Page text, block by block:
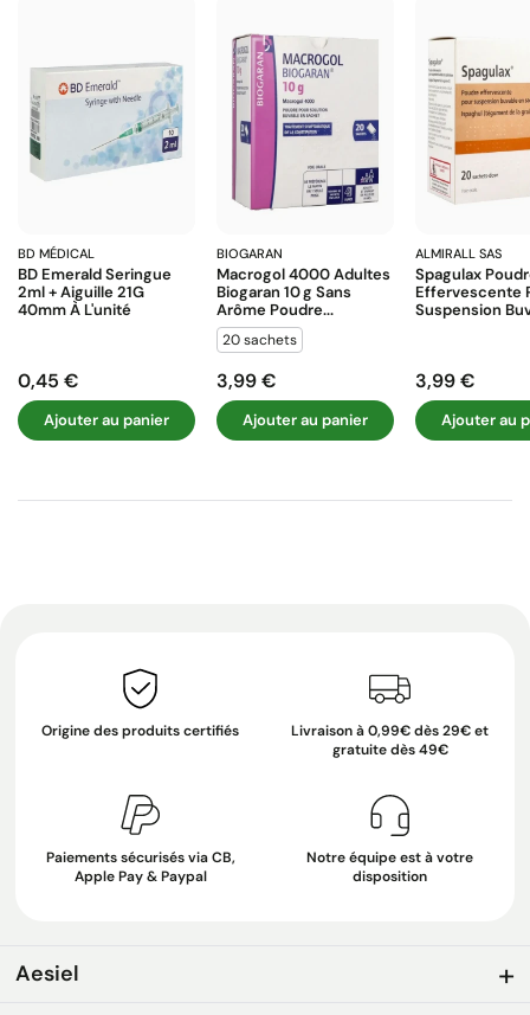
BD MÉDICAL
BD Emerald Seringue
2ml + Aiguille 21G
40mm À L'unité
Prix
0,45 €
Ajouter au panier
BIOGARAN
Macrogol 4000 Adultes
Biogaran 10 G Sans
Arôme Poudre...
20 sachets
Prix
3,99 €
Ajouter au panier
ALMIRALL SAS
Spagulax
Effervescente
Suspension
Prix
3,99 €
Ajouter au
Origine des produits certifiés
Livraison à 0,99€ dès 29€ et
gratuite dès 49€
Paiements sécurisés via CB,
Apple Pay & Paypal
Notre équipe est à votre
disposition
Aesiel